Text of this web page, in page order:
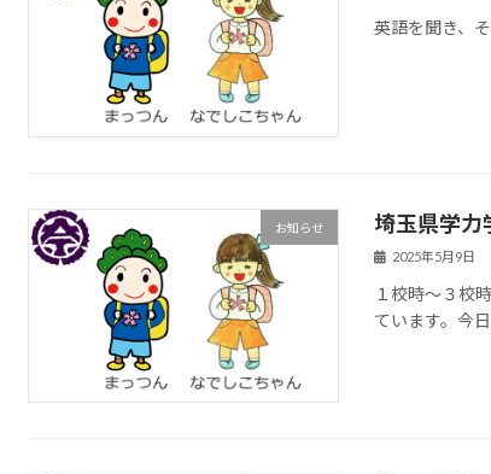
英語を聞き、
お知らせ 埼玉県学力
2025年5月9日
１校時～３校
ています。今